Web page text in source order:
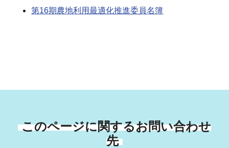
第16期農地利用最適化推進委員名簿
このページに関するお問い合わせ
先